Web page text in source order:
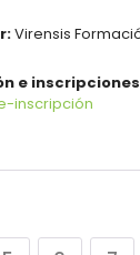
Virensis
e
inscripción